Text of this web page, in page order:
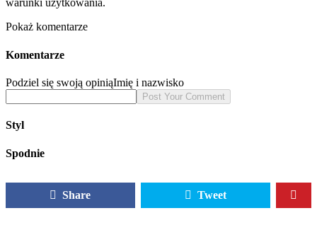
warunki użytkowania.
Pokaż komentarze
Komentarze
Podziel się swoją opiniąImię i nazwisko
Styl
Spodnie
Share Tweet